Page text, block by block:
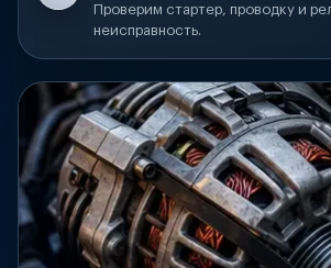
Проверим стартер, проводку и
неисправность.